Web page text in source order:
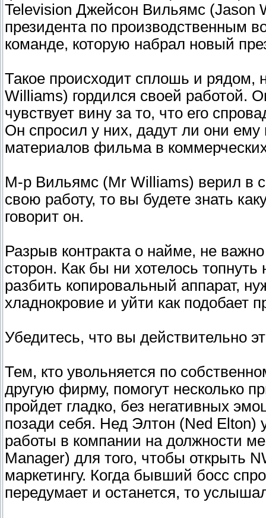
Television Джейсон Вильямс (Jason
президента по производственным
команде, которую набрал новый
Такое происходит сплошь и рядом,
Williams) гордился своей работой.
чувствует вину за то, что его
Он спросил у них, дадут ли они
материалов фильма в
М-р Вильямс (Mr Williams) верил в
свою работу, то вы будете знать
говорит он.
Разрыв контракта о найме, не
сторон. Как бы ни хотелось
разбить копировальный аппарат,
хладнокровие и уйти как подобает
Убедитесь, что вы действительно
Тем, кто увольняется по
другую фирму, помогут несколько
пройдет гладко, без негативных
позади себя. Нед Элтон (Ned Elton)
работы в компании на должности
Manager) для того, чтобы открыть
маркетингу. Когда бывший босс
передумает и останется, то